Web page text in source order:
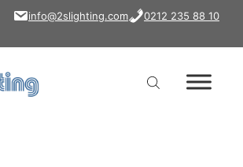
info@2slighting.com 0212 235 88 10